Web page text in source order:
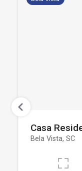
Casa
Bela Vista, SC